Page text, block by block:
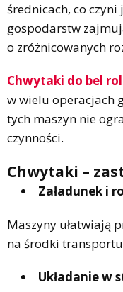
średnicach, co
gospodarstw
o zróżnicowanych
Chwytaki do bel
w wielu operacjach
tych maszyn nie
czynności.
Chwytaki –
Załadunek i
Maszyny ułatwiają
na środki
Układanie w